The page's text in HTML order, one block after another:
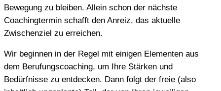
Bewegung zu bleiben. Allein schon der nächste
Coachingtermin schafft den Anreiz, das aktuelle
Zwischenziel zu erreichen.
Wir beginnen in der Regel mit einigen Elementen aus
dem Berufungscoaching, um Ihre Stärken und
Bedürfnisse zu entdecken. Dann folgt der freie (also